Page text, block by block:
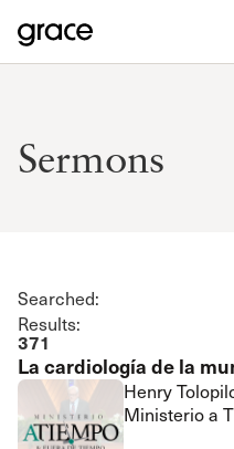
Sermons
Searched:
Results:
371
La cardiología de la
Henry
Ministerio a